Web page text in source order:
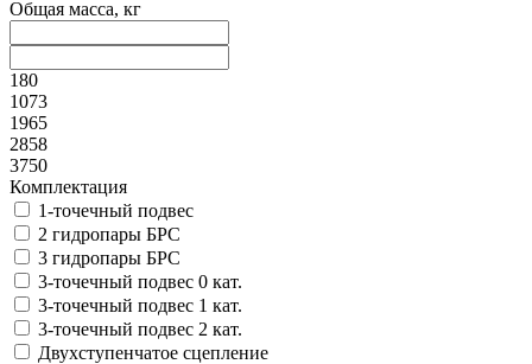
Общая масса, кг
180
1073
1965
2858
3750
Комплектация
1-точечный подвес
2 гидропары БРС
3 гидропары БРС
3-точечный подвес 0 кат.
3-точечный подвес 1 кат.
3-точечный подвес 2 кат.
Двухступенчатое сцепление